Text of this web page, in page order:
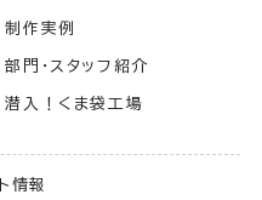
制作実例
部門・スタッフ紹介
潜入！くま袋工場
情報